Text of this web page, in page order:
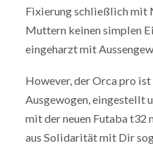
Fixierung schließlich mit
Muttern keinen simplen
eingeharzt mit
However, der Orca pro
Ausgewogen, eingestellt
mit der neuen Futaba t32
aus Solidarität mit Dir